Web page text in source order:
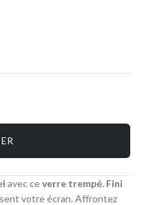
avec ceverre trempé. Fini
votre écran. Affrontez